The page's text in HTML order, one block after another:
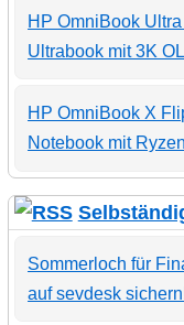
HP OmniBook
Ultrabook mit 3K
HP OmniBook X
Notebook mit
Sommerloch für
auf sevdesk